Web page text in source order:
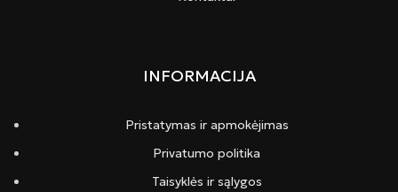
INFORMACIJA
Pristatymas ir apmokėjimas
Privatumo politika
Taisyklės ir sąlygos